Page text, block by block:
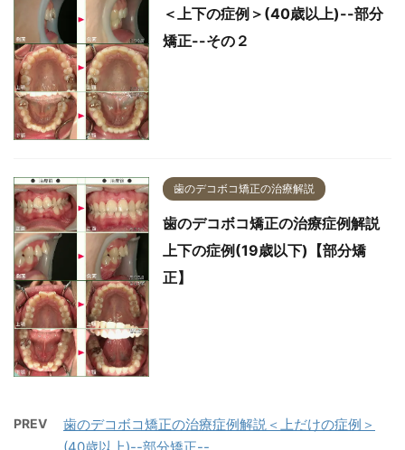
＜上下の症例＞(40歳以上)--部分
矯正--その２
歯のデコボコ矯正の治療解説
歯のデコボコ矯正の治療症例解説
上下の症例(19歳以下)【部分矯
正】
PREV
歯のデコボコ矯正の治療症例解説＜上だけの症例＞